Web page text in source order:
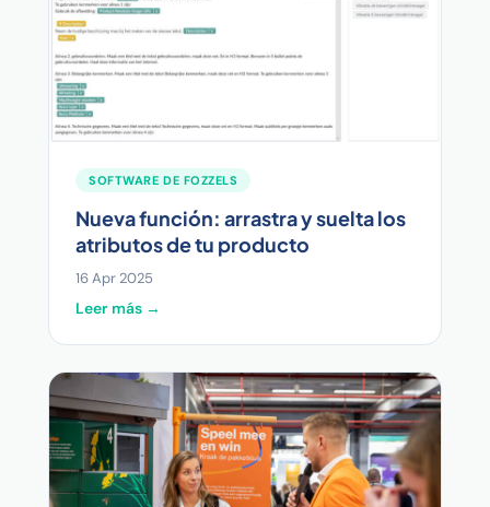
SOFTWARE DE FOZZELS
Nueva función: arrastra y suelta los
atributos de tu producto
16 Apr 2025
Leer más →